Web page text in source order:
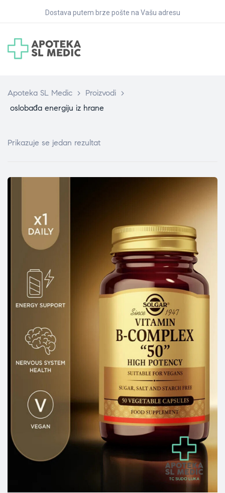
Dostava putem brze pošte na Vašu adresu
Apoteka SL Medic > Proizvodi >
oslobađa energiju iz hrane
Prikazuje se jedan rezultat